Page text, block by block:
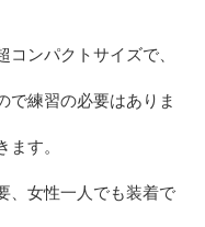
ンパクトサイズで、
で練習の必要はありま
す。
、女性一人でも装着で